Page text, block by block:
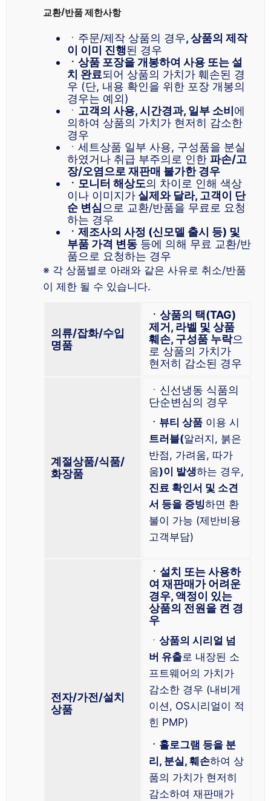
교환/반품 제한사항
ㆍ주문/제작 상품의 경우, 상품의 제작
이 이미 진행된 경우
ㆍ상품 포장을 개봉하여 사용 또는 설
치 완료되어 상품의 가치가 훼손된 경
우 (단, 내용 확인을 위한 포장 개봉의
경우는 예외)
ㆍ 고객의 사용, 시간경과, 일부 소비 에
의하여 상품의 가치가 현저히 감소한
경우
ㆍ세트상품 일부 사용, 구성품을 분실
하였거나 취급 부주의로 인한 파손/고
장/오염으로 재판매 불가한 경우
ㆍ모니터 해상도의 차이로 인해 색상
이나 이미지가 실제와 달라, 고객이 단
순 변심 으로 교환/반품을 무료로 요청
하는 경우
ㆍ제조사의 사정 (신모델 출시 등) 및
부품 가격 변동 등에 의해 무료 교환/반
품으로 요청하는 경우
※ 각 상품별로 아래와 같은 사유로 취소/반품
이 제한 될 수 있습니다.
의류/잡화/수입
명품
ㆍ상품의 택(TAG)
제거, 라벨 및 상품
훼손, 구성품 누락으
로 상품의 가치가
현저히 감소된 경우
계절상품/식품/
화장품
ㆍ신선냉동 식품의
단순변심의 경우
ㆍ뷰티 상품 이용 시
트러블(알러지, 붉은
반점, 가려움, 따가
움)이 발생하는 경우,
진료 확인서 및 소견
서 등을 증빙하면 환
불이 가능 (제반비용
고객부담)
전자/가전/설치
상품
ㆍ설치 또는 사용하
여 재판매가 어려운
경우, 액정이 있는
상품의 전원을 켠 경
우
ㆍ 상품의 시리얼 넘
버 유출로 내장된 소
프트웨어의 가치가
감소한 경우 (내비게
이션, OS시리얼이 적
힌 PMP)
ㆍ홀로그램 등을 분
리, 분실, 훼손하여 상
품의 가치가 현저히
감소하여 재판매가